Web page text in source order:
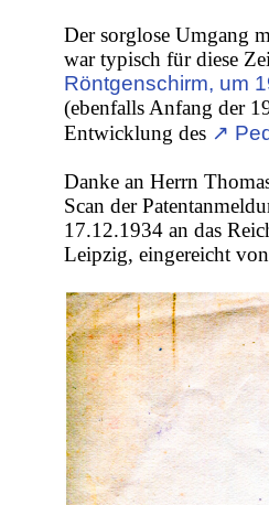
Der sorglose Umgang
war typisch für diese
Röntgenschirm, um
(ebenfalls Anfang der
Entwicklung des ↗
Danke an Herrn
Scan der
17.12.1934 an das
Leipzig, eingereicht